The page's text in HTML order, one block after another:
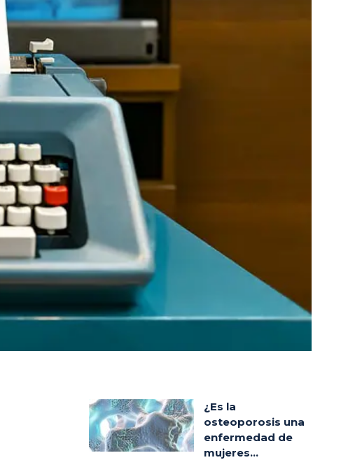
¿Es la
osteoporosis una
enfermedad de
mujeres...